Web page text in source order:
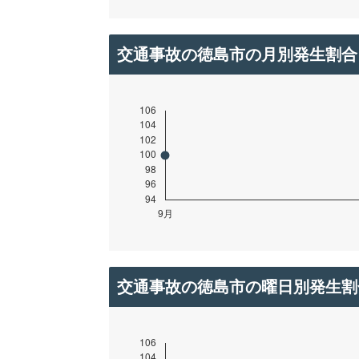
交通事故の徳島市の月別発生割合
交通事故の徳島市の曜日別発生